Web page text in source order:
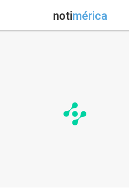
notimérica